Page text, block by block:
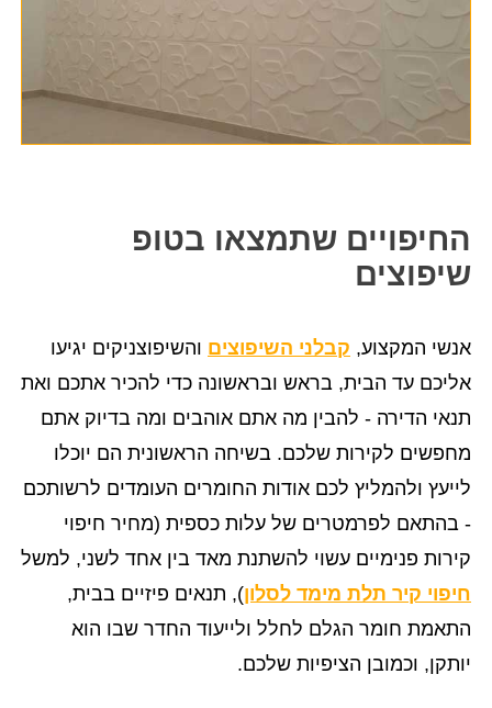
החיפויים שתמצאו בטופ
שיפוצים
אנשי המקצוע, קבלני השיפוצים והשיפוצניקים יגיעו
אליכם עד הבית, בראש ובראשונה כדי להכיר אתכם ואת
תנאי הדירה - להבין מה אתם אוהבים ומה בדיוק אתם
מחפשים לקירות שלכם. בשיחה הראשונית הם יוכלו
לייעץ ולהמליץ לכם אודות החומרים העומדים לרשותכם
- בהתאם לפרמטרים של עלות כספית (מחיר חיפוי
קירות פנימיים עשוי להשתנת מאד בין אחד לשני, למשל
חיפוי קיר תלת מימד לסלון), תנאים פיזיים בבית,
התאמת חומר הגלם לחלל ולייעוד החדר שבו הוא
יותקן, וכמובן הציפיות שלכם.